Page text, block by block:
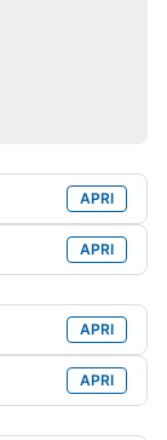
APRI
APRI
APRI
APRI